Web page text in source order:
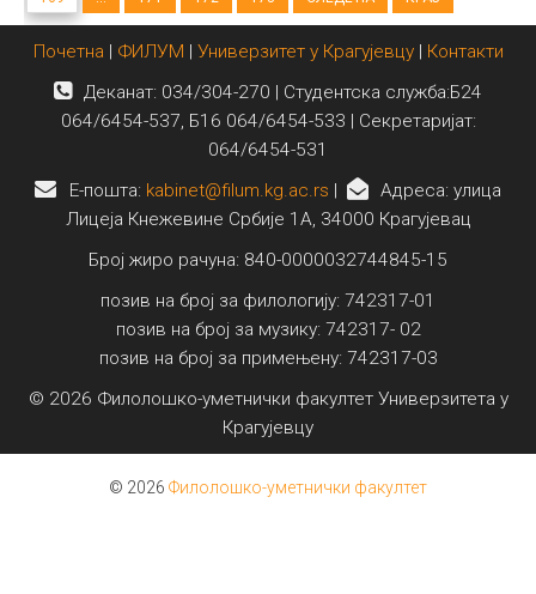
Почетна | ФИЛУМ | Универзитет у Крагујевцу| Контакти
Деканат: 034/304-270 | Студентска служба:Б24
064/6454-537, Б16 064/6454-533 | Секретаријат:
064/6454-531
E-пошта: kabinet@filum.kg.ac.rs |
Адреса: улица
Лицеја Кнежевине Србије 1А, 34000 Крагујевац
Број жиро рачуна: 840-0000032744845-15
позив на број за филологију: 742317-01
позив на број за музику: 742317- 02
позив на број за примењену: 742317-03
© 2026 Филолошко-уметнички факултет Универзитета у
Крагујевцу
© 2026 Филолошко-уметнички факултет